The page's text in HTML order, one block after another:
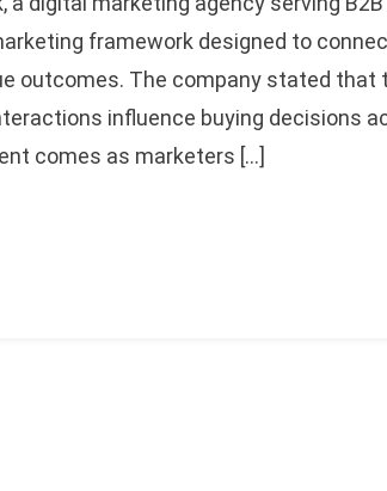
framework designed to
outcomes. The company stated that
influence buying decisions
comes as marketers […]